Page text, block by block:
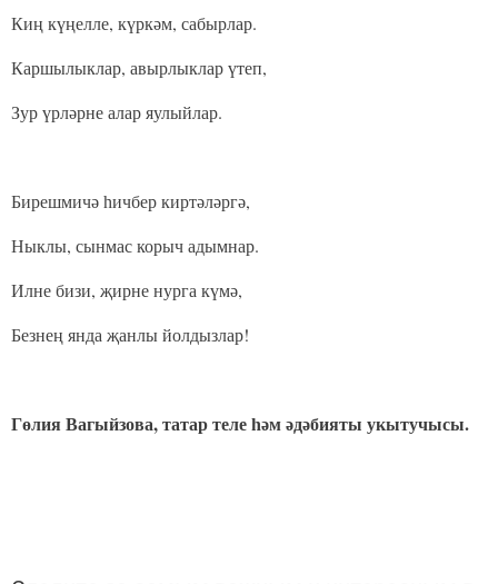
Киң күңелле, күркәм, сабырлар.
Каршылыклар, авырлыклар үтеп,
Зур үрләрне алар яулыйлар.
Бирешмичә һичбер киртәләргә,
Ныклы, сынмас корыч адымнар.
Илне бизи, җирне нурга күмә,
Безнең янда җанлы йолдызлар!
Гөлия Вагыйзова, татар теле һәм әдәбияты укытучысы.